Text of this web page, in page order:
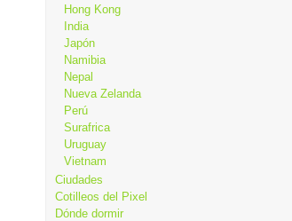
Hong Kong
India
Japón
Namibia
Nepal
Nueva Zelanda
Perú
Surafrica
Uruguay
Vietnam
Ciudades
Cotilleos del Pixel
Dónde dormir